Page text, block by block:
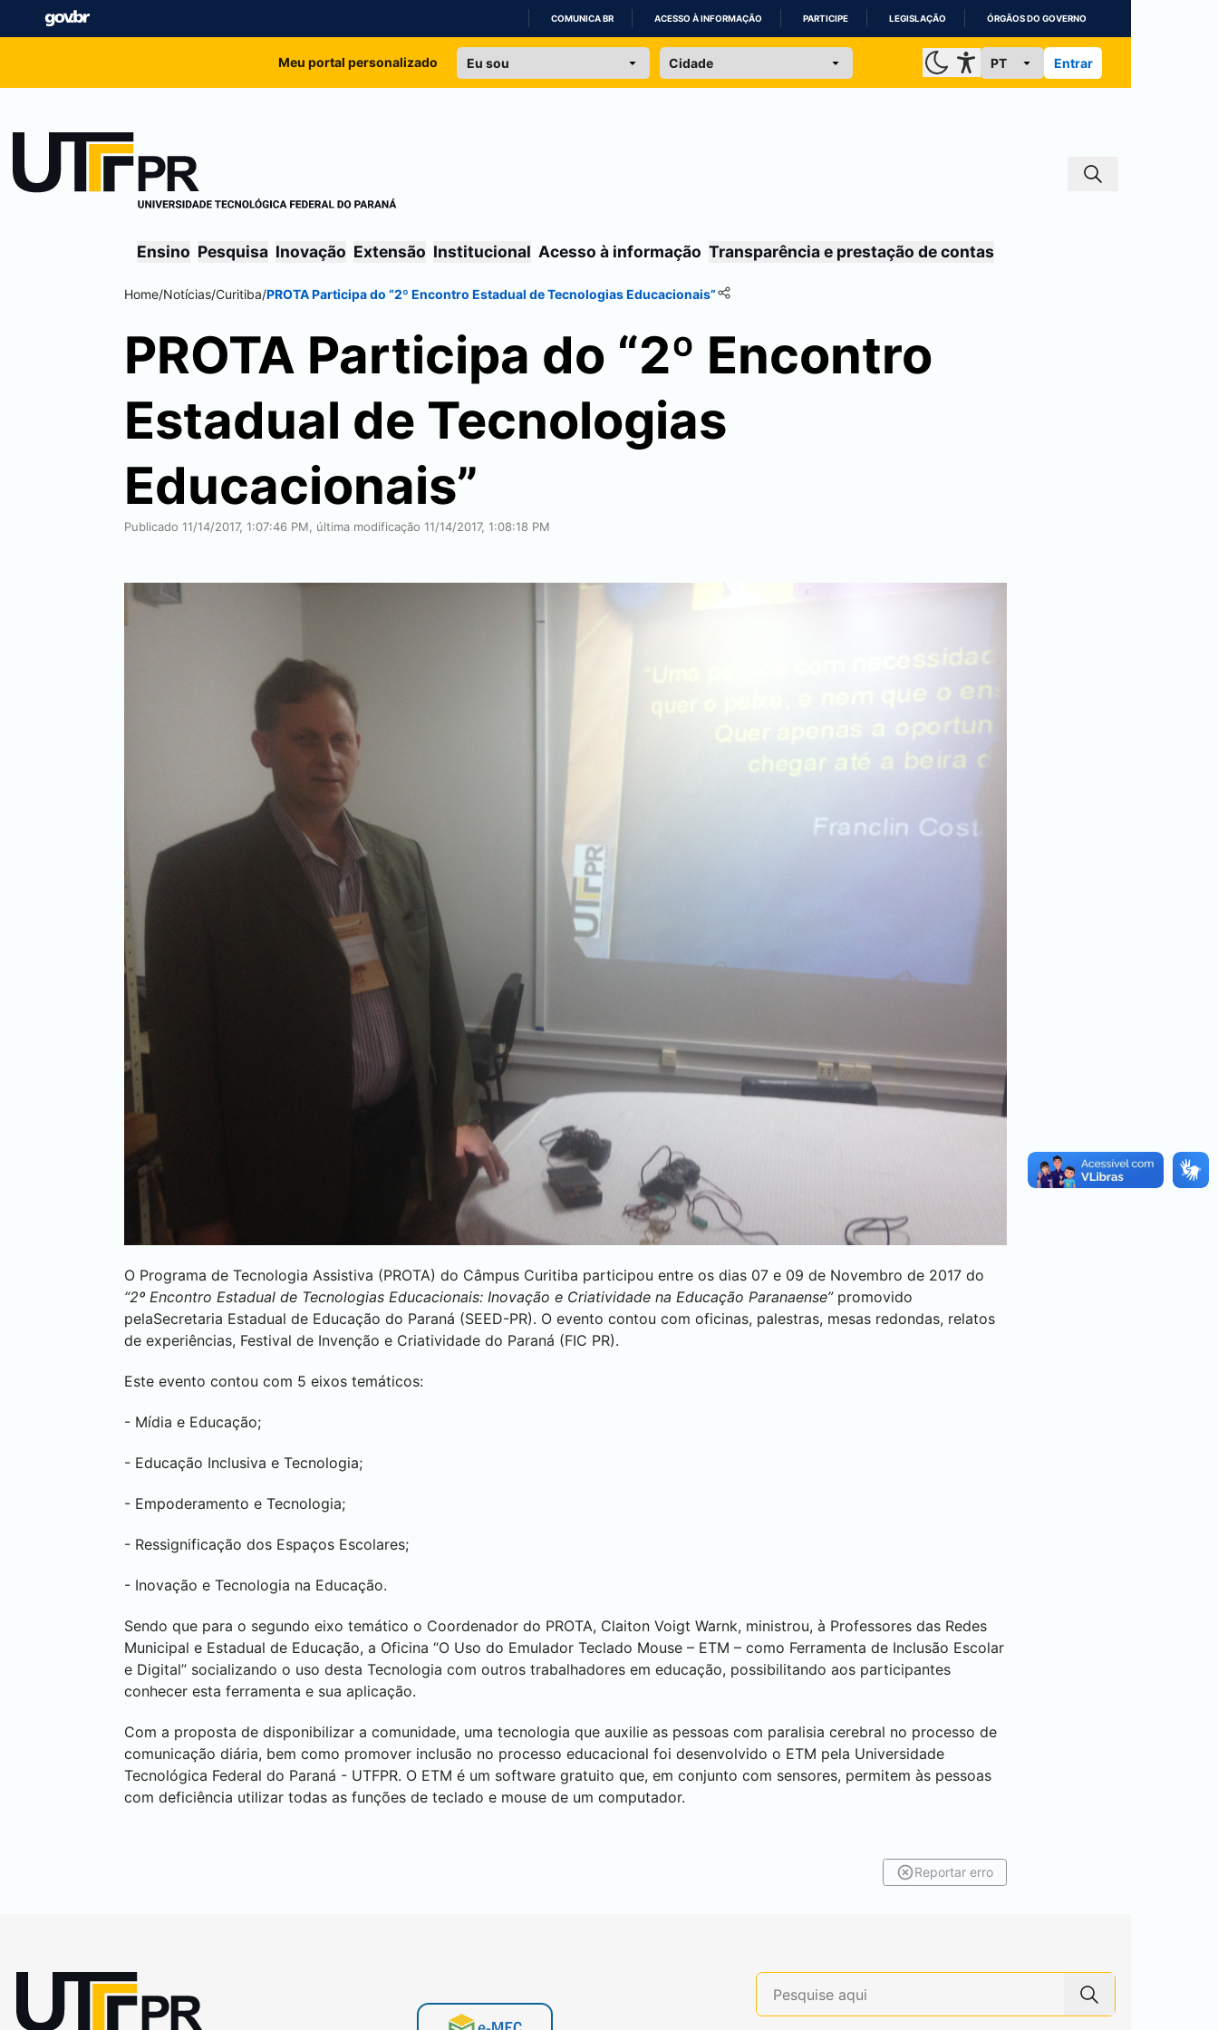
IR
COMUNICA BR ACESSO À INFORMAÇÃO PARTICIPE LEGISLAÇÃO ÓRGÃOS DO GOVERNO
Meu portal personalizado Entrar
Ensino Pesquisa Inovação Extensão Institucional Acesso à informação Transparência e prestação de contas
Home/Notícias/Curitiba/PROTA Participa do “2º Encontro Estadual de Tecnologias Educacionais”
PROTA Participa do “2º Encontro
Estadual de Tecnologias
Educacionais”
Publicado 11/14/2017, 1:07:46 PM, última modificação 11/14/2017, 1:08:18 PM
O Programa de Tecnologia Assistiva (PROTA) do Câmpus Curitiba participou entre os dias 07 e 09 de Novembro de 2017 do
“2º Encontro Estadual de Tecnologias Educacionais: Inovação e Criatividade na Educação Paranaense” promovido
pelaSecretaria Estadual de Educação do Paraná (SEED-PR). O evento contou com oficinas, palestras, mesas redondas, relatos
de experiências, Festival de Invenção e Criatividade do Paraná (FIC PR).
Este evento contou com 5 eixos temáticos:
- Mídia e Educação;
- Educação Inclusiva e Tecnologia;
- Empoderamento e Tecnologia;
- Ressignificação dos Espaços Escolares;
- Inovação e Tecnologia na Educação.
Sendo que para o segundo eixo temático o Coordenador do PROTA, Claiton Voigt Warnk, ministrou, à Professores das Redes
Municipal e Estadual de Educação, a Oficina “O Uso do Emulador Teclado Mouse – ETM – como Ferramenta de Inclusão Escolar
e Digital” socializando o uso desta Tecnologia com outros trabalhadores em educação, possibilitando aos participantes
conhecer esta ferramenta e sua aplicação.
Com a proposta de disponibilizar a comunidade, uma tecnologia que auxilie as pessoas com paralisia cerebral no processo de
comunicação diária, bem como promover inclusão no processo educacional foi desenvolvido o ETM pela Universidade
Tecnológica Federal do Paraná - UTFPR. O ETM é um software gratuito que, em conjunto com sensores, permitem às pessoas
com deficiência utilizar todas as funções de teclado e mouse de um computador.
Reportar erro